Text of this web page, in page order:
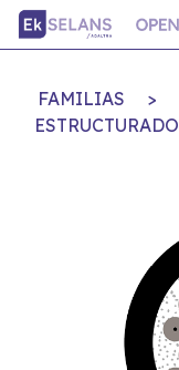
FAMILIAS >
ESTRUCTURADO